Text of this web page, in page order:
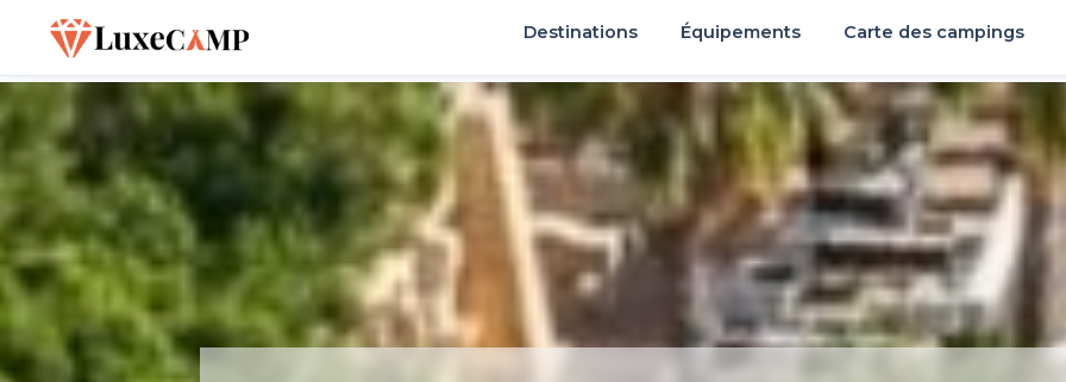
Destinations Équipements Carte des campings